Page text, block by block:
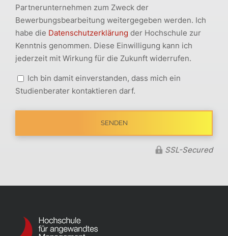
Partnerunternehmen zum Zweck der
Bewerbungsbearbeitung weitergegeben werden. Ich
habe die Datenschutzerklärung der Hochschule zur
Kenntnis genommen. Diese Einwilligung kann ich
jederzeit mit Wirkung für die Zukunft widerrufen.
Ich bin damit einverstanden, dass mich ein
Studienberater kontaktieren darf.
SSL-Secured